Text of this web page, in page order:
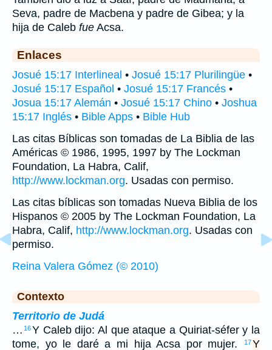
Seva, padre de Macbena y padre de Gibea; y la
hija de Caleb fue Acsa.
Enlaces
Josué 15:17 Interlineal • Josué 15:17 Plurilingüe •
Josué 15:17 Español • Josué 15:17 Francés •
Josua 15:17 Alemán • Josué 15:17 Chino • Joshua
15:17 Inglés • Bible Apps • Bible Hub
Las citas Bíblicas son tomadas de La Biblia de las
Américas © 1986, 1995, 1997 by The Lockman
Foundation, La Habra, Calif,
http://www.lockman.org. Usadas con permiso.
Las citas bíblicas son tomadas Nueva Biblia de los
Hispanos © 2005 by The Lockman Foundation, La
Habra, Calif, http://www.lockman.org. Usadas con
permiso.
Reina Valera Gómez (© 2010)
Contexto
Territorio de Judá
… 16Y Caleb dijo: Al que ataque a Quiriat-séfer y la
tome, yo le daré a mi hija Acsa por mujer.
17Y